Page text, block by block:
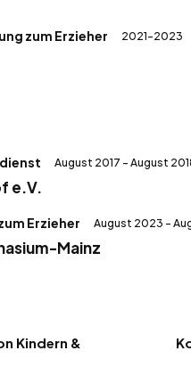
zum Erzieher 2021-2023
August 2017 - August
e.V.
Erzieher August 2023 -
Mainz
Kindern &